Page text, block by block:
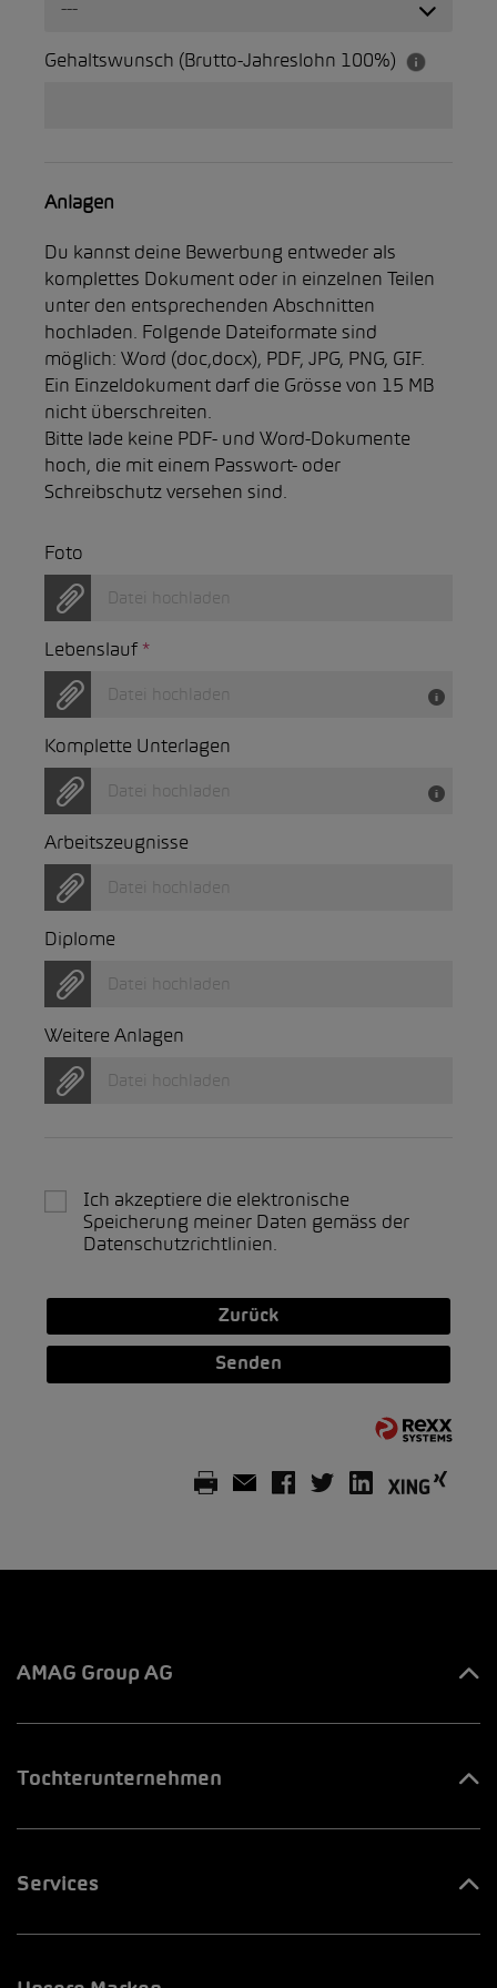
---
Gehaltswunsch (Brutto-Jahreslohn 100%)
Anlagen
Du kannst deine Bewerbung entweder als
komplettes Dokument oder in einzelnen Teilen
unter den entsprechenden Abschnitten
hochladen. Folgende Dateiformate sind
möglich: Word (doc,docx), PDF, JPG, PNG, GIF.
Ein Einzeldokument darf die Grösse von 15 MB
nicht überschreiten.
Bitte lade keine PDF- und Word-Dokumente
hoch, die mit einem Passwort- oder
Schreibschutz versehen sind.
Foto
Datei hochladen
Lebenslauf *
Datei hochladen
Komplette Unterlagen
Datei hochladen
Arbeitszeugnisse
Datei hochladen
Diplome
Datei hochladen
Weitere Anlagen
Datei hochladen
Ich akzeptiere die elektronische
Speicherung meiner Daten gemäss der
Datenschutzrichtlinien.
Zurück
Senden
AMAG Group AG
AMAG Group Blog
Tochterunternehmen
Services